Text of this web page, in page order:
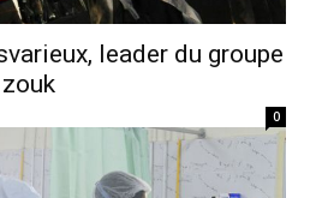
leader du groupe
zouk
0